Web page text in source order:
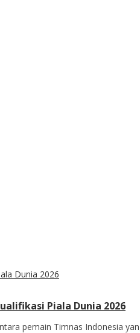
Piala Dunia 2026
pemain Timnas Indonesia